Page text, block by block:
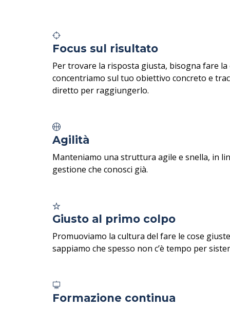
Focus sul risultato
Per trovare la risposta giusta, bisogna fare la
concentriamo sul tuo obiettivo concreto e
diretto per raggiungerlo.
Agilità
Manteniamo una struttura agile e snella, in
gestione che conosci già.
Giusto al primo colpo
Promuoviamo la cultura del fare le cose
sappiamo che spesso non c’è tempo per
Formazione continua